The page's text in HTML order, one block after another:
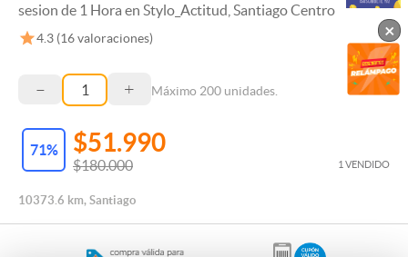
sesion de 1 Hora en Stylo_Actitud, Santiago Centro
4.3 (16 valoraciones)
– + Máximo 200 unidades.
71% $51.990
$180.000 1 VENDIDO
10373.6 km, Santiago
×